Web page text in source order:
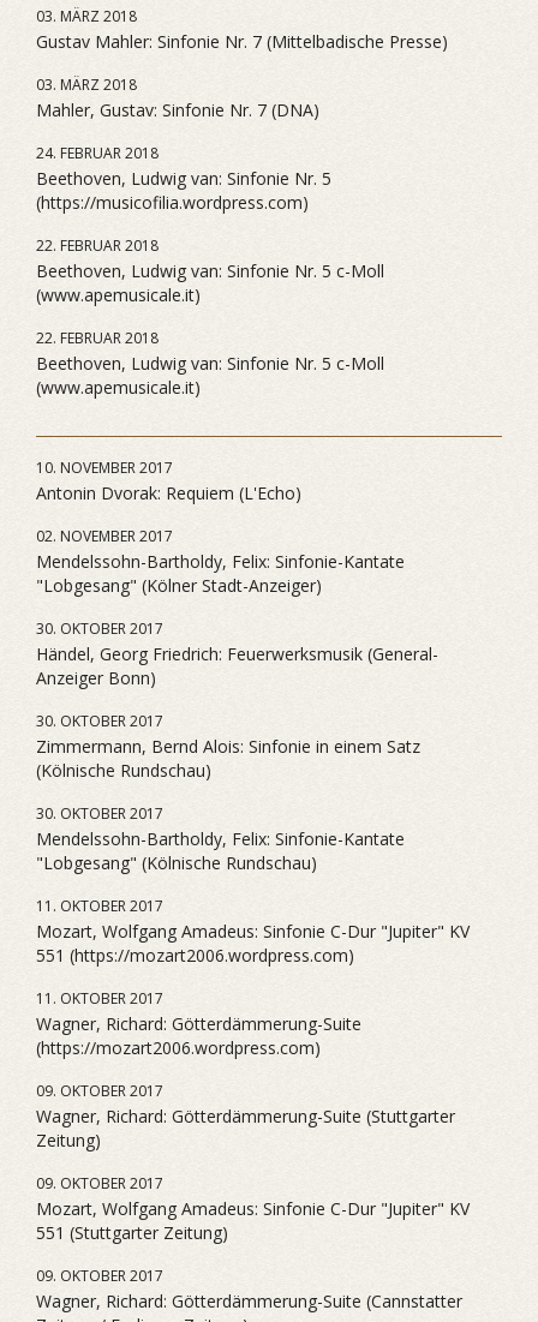
03. MÄRZ 2018
Gustav Mahler: Sinfonie Nr. 7 (Mittelbadische Presse)
03. MÄRZ 2018
Mahler, Gustav: Sinfonie Nr. 7 (DNA)
24. FEBRUAR 2018
Beethoven, Ludwig van: Sinfonie Nr. 5
(https://musicofilia.wordpress.com)
22. FEBRUAR 2018
Beethoven, Ludwig van: Sinfonie Nr. 5 c-Moll
(www.apemusicale.it)
22. FEBRUAR 2018
Beethoven, Ludwig van: Sinfonie Nr. 5 c-Moll
(www.apemusicale.it)
10. NOVEMBER 2017
Antonin Dvorak: Requiem (L'Echo)
02. NOVEMBER 2017
Mendelssohn-Bartholdy, Felix: Sinfonie-Kantate
"Lobgesang" (Kölner Stadt-Anzeiger)
30. OKTOBER 2017
Händel, Georg Friedrich: Feuerwerksmusik (General-
Anzeiger Bonn)
30. OKTOBER 2017
Zimmermann, Bernd Alois: Sinfonie in einem Satz
(Kölnische Rundschau)
30. OKTOBER 2017
Mendelssohn-Bartholdy, Felix: Sinfonie-Kantate
"Lobgesang" (Kölnische Rundschau)
11. OKTOBER 2017
Mozart, Wolfgang Amadeus: Sinfonie C-Dur "Jupiter" KV
551 (https://mozart2006.wordpress.com)
11. OKTOBER 2017
Wagner, Richard: Götterdämmerung-Suite
(https://mozart2006.wordpress.com)
09. OKTOBER 2017
Wagner, Richard: Götterdämmerung-Suite (Stuttgarter
Zeitung)
09. OKTOBER 2017
Mozart, Wolfgang Amadeus: Sinfonie C-Dur "Jupiter" KV
551 (Stuttgarter Zeitung)
09. OKTOBER 2017
Wagner, Richard: Götterdämmerung-Suite (Cannstatter